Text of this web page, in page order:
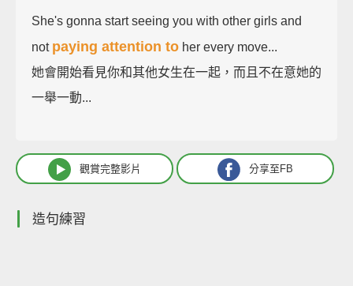
She's gonna start seeing you with other girls and
not paying attention to her every move...
她會開始看見你和其他女生在一起，而且不在意她的
一舉一動...
觀賞完整影片 分享至FB
造句練習